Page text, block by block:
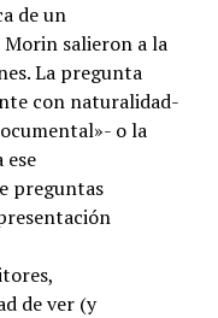
de un
salieron ala
La pregunta
con naturalidad-
o la
ese
preguntas
de ver (y